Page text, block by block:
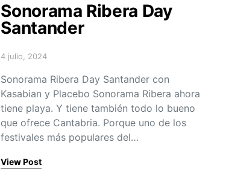
Sonorama Ribera Day
Santander
Posted on
4 julio, 2024
Sonorama Ribera Day Santander con
Kasabian y Placebo Sonorama Ribera ahora
tiene playa. Y tiene también todo lo bueno
que ofrece Cantabria. Porque uno de los
festivales más populares del…
View Post